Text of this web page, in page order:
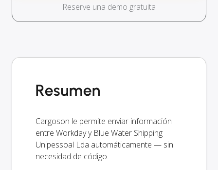
Reserve una demo gratuita
Resumen
Cargoson le permite enviar información
entre Workday y Blue Water Shipping
Unipessoal Lda automáticamente — sin
necesidad de código.